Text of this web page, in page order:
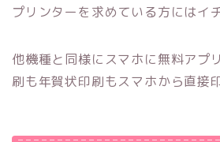
プリンターを求めている方にはイ
他機種と同様にスマホに無料アプ
刷も年賀状印刷もスマホから直接